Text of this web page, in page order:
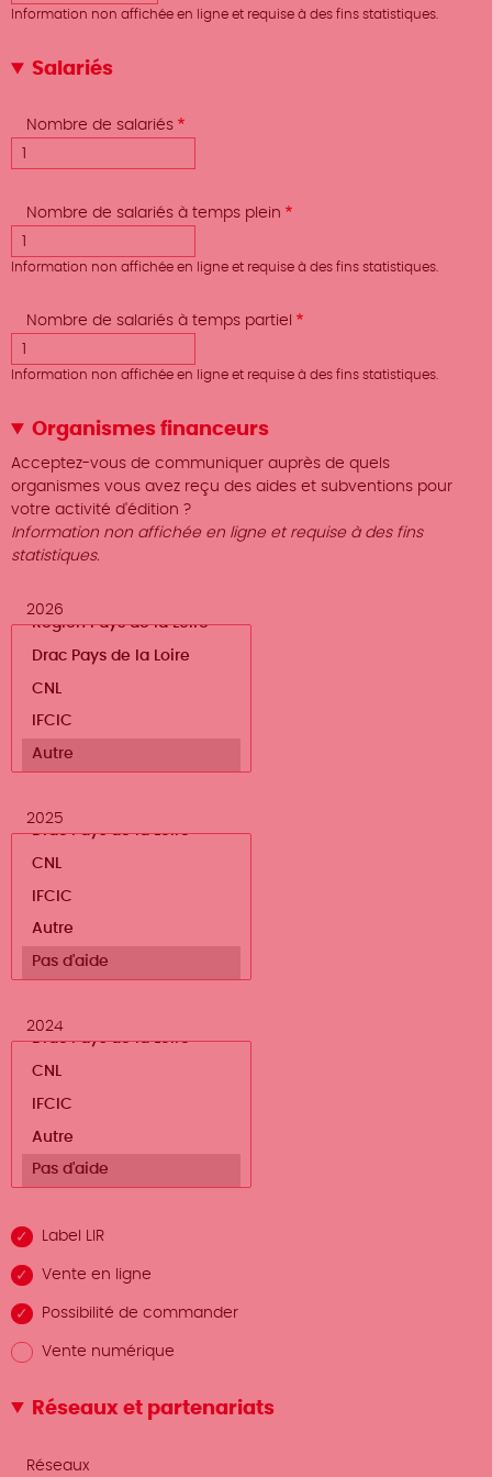
Information non affichée en ligne et requise à des fins statistiques.
Salariés
Nombre de salariés
Nombre de salariés à temps plein
Information non affichée en ligne et requise à des fins statistiques.
Nombre de salariés à temps partiel
Information non affichée en ligne et requise à des fins statistiques.
Organismes financeurs
Acceptez-vous de communiquer auprès de quels
organismes vous avez reçu des aides et subventions pour
votre activité d'édition ?
Information non affichée en ligne et requise à des fins
statistiques.
2026
2025
2024
Label LIR
Vente en ligne
Possibilité de commander
Vente numérique
Réseaux et partenariats
Afficher
Réseaux